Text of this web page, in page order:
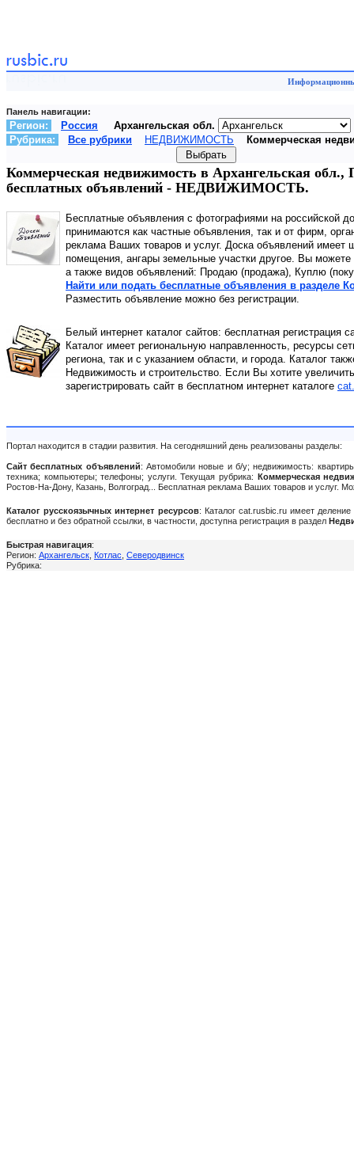
Панель навигации:
Регион: Россия
Архангельская обл.
Рубрика:
Все рубрики НЕДВИЖИМОСТЬ Коммерческая
Коммерческая недвижимость в Архангельская
бесплатных объявлений - НЕДВИЖИМОСТЬ.
Бесплатные объявления с фотографиями на российской
принимаются как частные объявления, так и от фирм,
реклама Ваших товаров и услуг. Доска объявлений
помещения, ангары земельные участки другое. Вы
а также видов объявлений: Продаю (продажа), Куплю
Найти или подать бесплатные объявления в разделе
Разместить объявление можно без регистрации.
Белый интернет каталог сайтов: бесплатная регистрация
Каталог имеет региональную направленность, ресурсы
региона, так и с указанием области, и города. Каталог
Недвижимость и строительство. Если Вы хотите
зарегистрировать сайт в бесплатном интернет каталоге
Портал находится в стадии развития. На сегодняшний день реализованы разделы:
Сайт бесплатных объявлений: Автомобили новые и б/у; недвижимость:
техника; компьютеры; телефоны; услуги. Текущая рубрика: Коммерческая
Ростов-На-Дону, Казань, Волгоград... Бесплатная реклама Ваших товаров и услуг.
Каталог русскоязычных интернет ресурсов: Каталог cat.rusbic.ru имеет
бесплатно и без обратной ссылки, в частности, доступна регистрация в раздел
Быстрая навигация:
Регион: Архангельск Котлас Северодвинск
Рубрика: